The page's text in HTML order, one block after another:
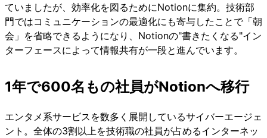
ていましたが、効率化を図るためにNotionに集約。技術部
門ではコミュニケーションの最適化にも寄与したことで「朝
会」を省略できるようになり、Notionの"書きたくなる"イン
ターフェースによって情報共有が一段と進んでいます。
1年で600名もの社員がNotionへ移行
エンタメ系サービスを数多く展開しているサイバーエージェ
ント。全体の3割以上を技術職の社員が占めるインターネッ